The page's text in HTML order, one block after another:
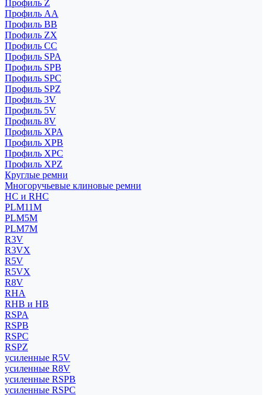
Профиль Z
Профиль АА
Профиль BB
Профиль ZX
Профиль CC
Профиль SPA
Профиль SPB
Профиль SPC
Профиль SPZ
Профиль 3V
Профиль 5V
Профиль 8V
Профиль XPA
Профиль XPB
Профиль XPC
Профиль XPZ
Круглые ремни
Многоручьевые клиновые ремни
HC и RHC
PLM11M
PLM5M
PLM7M
R3V
R3VX
R5V
R5VX
R8V
RHA
RHB и HB
RSPA
RSPB
RSPC
RSPZ
усиленные R5V
усиленные R8V
усиленные RSPB
усиленные RSPC